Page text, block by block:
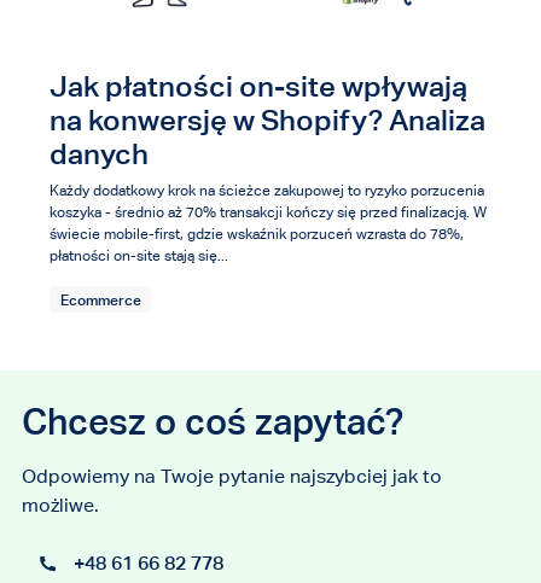
Jak płatności on-site wpływają
na konwersję w Shopify? Analiza
danych
Każdy dodatkowy krok na ścieżce zakupowej to ryzyko porzucenia
koszyka - średnio aż 70% transakcji kończy się przed finalizacją. W
świecie mobile-first, gdzie wskaźnik porzuceń wzrasta do 78%,
płatności on-site stają się...
Ecommerce
Chcesz o coś zapytać?
Odpowiemy na Twoje pytanie najszybciej jak to
możliwe.
+48 61 66 82 778